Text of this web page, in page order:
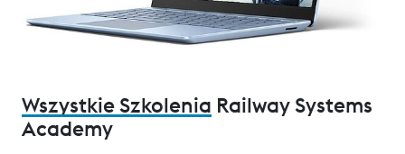
Wszystkie Szkolenia Railway Systems
Academy